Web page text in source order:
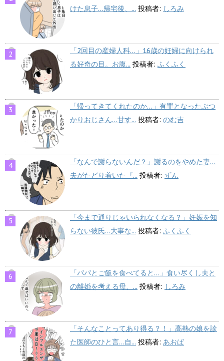
けた息子…帰宅後、... 投稿者: しろみ
「2回目の産婦人科…」16歳の妊婦に向けられ
る好奇の目。お腹... 投稿者: ふくふく
「帰ってきてくれたのか…」有罪となったぶつ
かりおじさん…甘す... 投稿者: のむ吉
「なんで謝らないんだ？」謝るのをやめた妻…
夫がたどり着いた『... 投稿者: ずん
「今まで通りじゃいられなくなる？」妊娠を知
らない彼氏…大事な... 投稿者: ふくふく
「パパとご飯を食べてると…」食い尽くし夫と
の離婚を考える母、... 投稿者: しろみ
「そんなことってあり得る？！」高熱の娘を診
た医師のひと言…自... 投稿者: あおば